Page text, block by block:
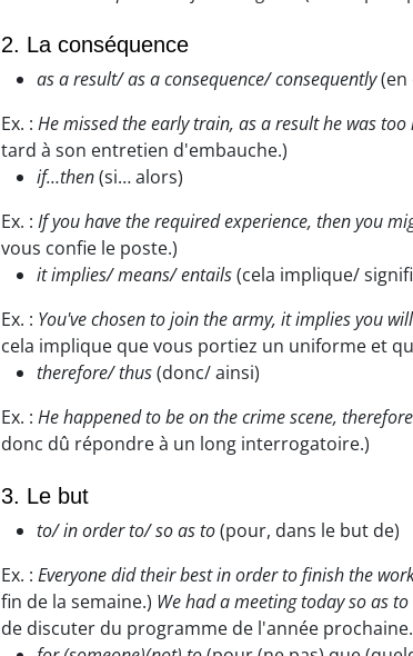
2. La conséquence
as a result/ as a consequence/ consequently(en
Ex. : He missed the early train, as a result he was
tard à son entretien d'embauche.)
if…then(si… alors)
Ex. : If you have the required experience, then you
vous confie le poste.)
it implies/ means/ entails(cela implique/
Ex. : You've chosen to join the army, it implies you
cela implique que vous portiez un uniforme et
therefore/ thus(donc/ ainsi)
Ex. : He happened to be on the crime scene,
donc dû répondre à un long interrogatoire.)
3. Le but
to/ in order to/ so as to(pour, dans le but de)
Ex. : Everyone did their best in order to finish the
fin de la semaine.) We had a meeting today so as
de discuter du programme de l'année